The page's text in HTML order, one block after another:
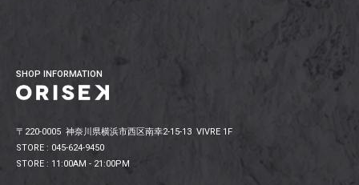
SHOP INFORMATION
〒220-0005 神奈川県横浜市西区南幸2-15-13 VIVRE 1F
STORE : 045-624-9450
STORE : 11:00AM - 21:00PM